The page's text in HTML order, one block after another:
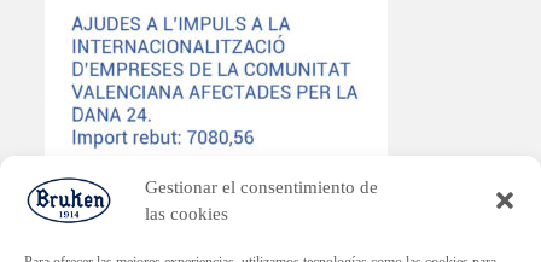
Gestionar el consentimiento de
las cookies